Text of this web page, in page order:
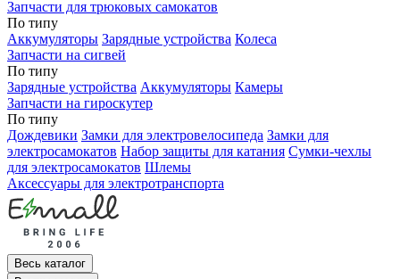
Запчасти для трюковых самокатов
По типу
Аккумуляторы Зарядные устройства Колеса
Запчасти на сигвей
По типу
Зарядные устройства Аккумуляторы Камеры
Запчасти на гироскутер
По типу
Дождевики Замки для электровелосипеда Замки для
электросамокатов Набор защиты для катания Сумки-чехлы
для электросамокатов Шлемы
Аксессуары для электротранспорта
Весь каталог